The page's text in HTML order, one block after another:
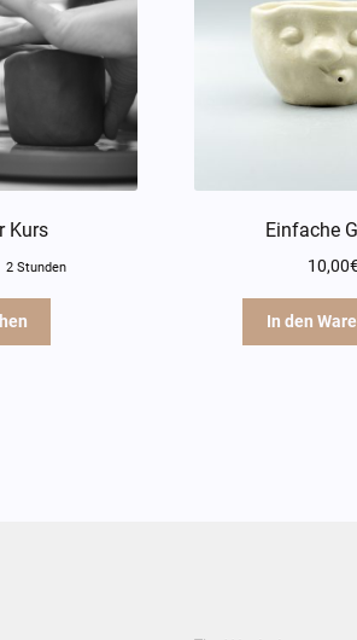
Kurs
2 Stunden
Einfache
10,00
In den